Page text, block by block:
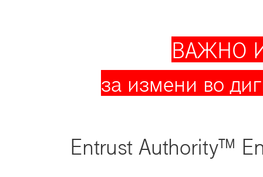
ВАЖНО
за измени во
Entrust Authority™